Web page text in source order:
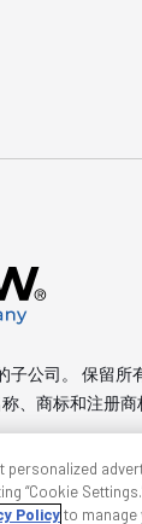
子公司。 保留
、商标和注册商
“Cookie
Policyto manage